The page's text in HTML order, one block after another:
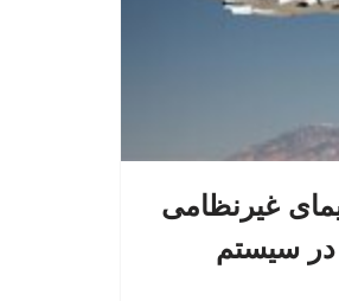
غیرنظامی
در سیستم‌